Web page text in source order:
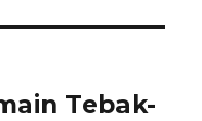
Tebak-